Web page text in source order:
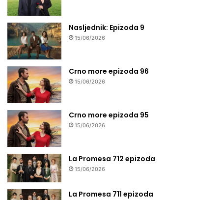
Nasljednik: Epizoda 9
15/06/2026
Crno more epizoda 96
15/06/2026
Crno more epizoda 95
15/06/2026
La Promesa 712 epizoda
15/06/2026
La Promesa 711 epizoda